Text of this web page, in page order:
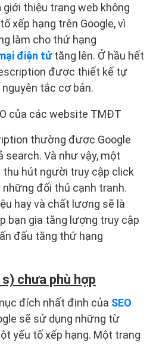
giới thiệu trang web không
xếp hạng trên Google, vì
làm cho thứ hạng
điện tửtăng lên. Ở hầu hết
được thiết kế tự
tắc cơ bản.
thường được Google
search. Và như vậy, một
thu hút người truy cập click
đối thủ cạnh tranh.
hay và chất lượng sẽ là
bạn gia tăng lượng truy cập
đấu tăng thứ hạng
chưa phù hợp
đích nhất định của SEO
sẽ sử dụng những từ
yếu tố xếp hạng. Một trang